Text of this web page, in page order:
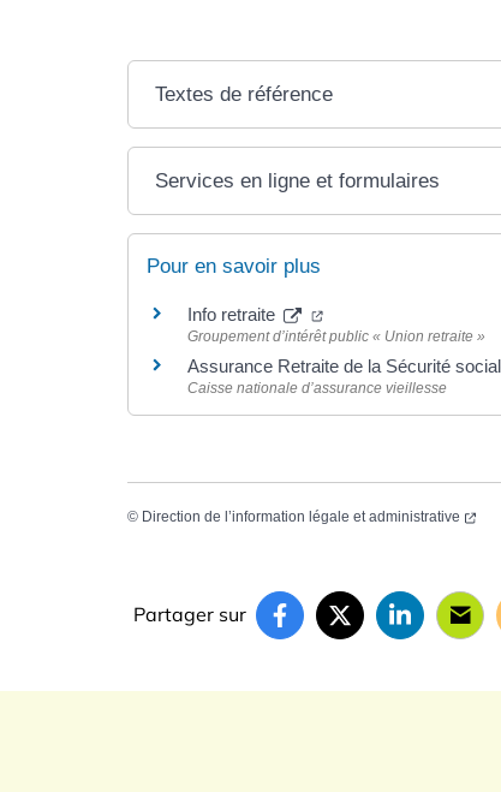
Textes de référence
Services en ligne et formulaires
Pour en savoir plus
Info retraite
Groupement d’intérêt public « Union retraite »
Assurance Retraite de la Sécurité
Caisse nationale d’assurance vieillesse
© Direction de l’information légale et administrative
Partager sur